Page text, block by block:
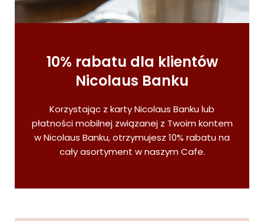
10% rabatu dla klientów
Nicolaus Banku
Korzystając z karty Nicolaus Banku lub
płatności mobilnej związanej z Twoim kontem
w Nicolaus Banku, otrzymujesz 10% rabatu na
cały asortyment w naszym Cafe.